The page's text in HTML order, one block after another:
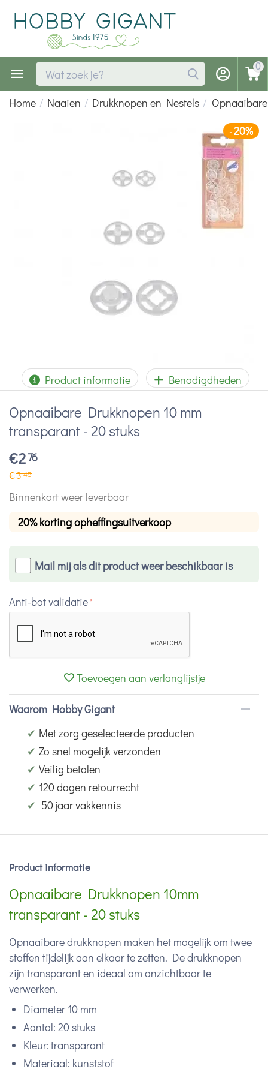
0
Home / Naaien / Drukknopen en Nestels /
-20%
Product informatie Benodigdheden
Opnaaibare Drukknopen 10 mm
transparant - 20 stuks
€276
€345
Binnenkort weer leverbaar
20% korting opheffingsuitverkoop
Mail mij als dit product weer beschikbaar is
Anti-bot validatie
Toevoegen aan verlanglijstje
Waarom Hobby Gigant
✔ Met zorg geselecteerde producten
✔ Zo snel mogelijk verzonden
✔ Veilig betalen
✔ 120 dagen retourrecht
✔ 50 jaar vakkennis
Product informatie
Opnaaibare Drukknopen 10mm
transparant - 20 stuks
Opnaaibare drukknopen maken het mogelijk om twee
stoffen tijdelijk aan elkaar te zetten. De drukknopen
zijn transparant en ideaal om onzichtbaar te
verwerken.
Diameter 10 mm
Aantal: 20 stuks
Kleur: transparant
Materiaal: kunststof